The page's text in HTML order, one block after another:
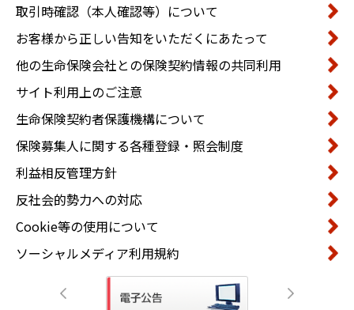
取引時確認（本人確認等）について
お客様から正しい告知をいただくにあたって
他の生命保険会社との保険契約情報の共同利用
サイト利用上のご注意
生命保険契約者保護機構について
保険募集人に関する各種登録・照会制度
利益相反管理方針
反社会的勢力への対応
Cookie等の使用について
ソーシャルメディア利用規約